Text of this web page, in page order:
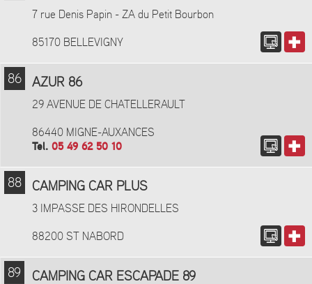
7 rue Denis Papin - ZA du Petit Bourbon
85170 BELLEVIGNY
86 AZUR 86
29 AVENUE DE CHATELLERAULT
86440 MIGNE-AUXANCES
Tel. 05 49 62 50 10
88 CAMPING CAR PLUS
3 IMPASSE DES HIRONDELLES
88200 ST NABORD
89 CAMPING CAR ESCAPADE 89